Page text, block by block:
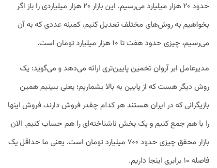
حدود ۲۰ هزار میلیارد می‌رسیم. این بازار ۲۰ هزار میلیاردی را باز اگر
بخواهیم به روش‌های مختلف تعدیل کنیم، کمینه عددی که به آن
می‌رسیم، چیزی حدود هفت تا ۱۰ هزار میلیارد تومان است.
مدیرعامل ابر آروان تخمین پایین‌تری ارائه می‌دهد و می‌گوید: یک
روش دیگر هست که از پایین به بالا بشماریم؛ یعنی ببینیم همین
بازیگرانی که در ایران هستند هر کدام چقدر فروش دارند، فروش اینها
را با هم جمع کنیم و یک بخش ناشناخته‌ای را هم حساب کنیم. الان
بازار محقق چیزی حدود ۷۰۰ میلیارد تومان است. یعنی ما حداقل یک
فاصله ۱۰ برابری اینجا داریم.